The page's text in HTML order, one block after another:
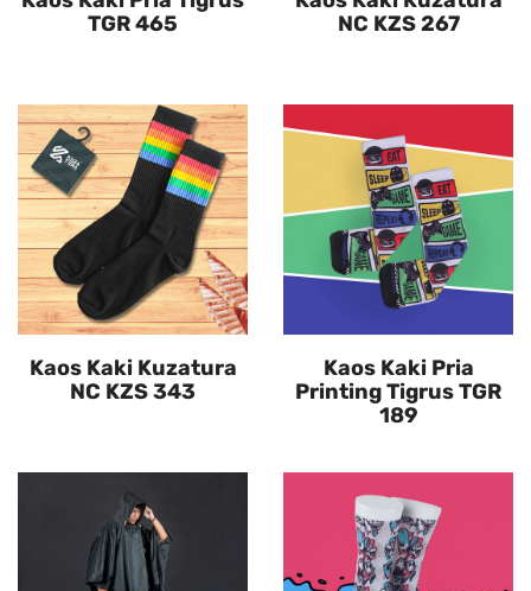
TGR 465
NC KZS 267
Kaos Kaki Kuzatura
NC KZS 343
Kaos Kaki Pria
Printing Tigrus TGR
189